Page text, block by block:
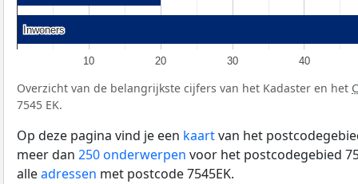
10 20 30 40
Inwoners
Inwoners
Overzicht van de belangrijkste cijfers van het Kadaster en het
7545 EK.
Op deze pagina vind je een kaartvan het
meer dan 250 onderwerpen voor het postcodegebied
alleadressen met postcode 7545EK.